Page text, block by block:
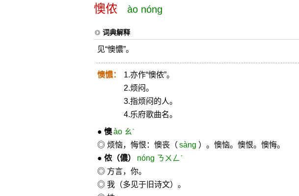
懊侬 ào nóng
词典解释
见“懊憹”。
懊憹：
1.亦作“懊侬”。
2.烦闷。
3.指烦闷的人。
4.乐府歌曲名。
● 懊 ào ㄠˋ
◎ 烦恼，悔恨：懊丧（ sàng ）。懊恼。懊恨。懊悔。
● 侬（儂）
nóng ㄋㄨㄥˊ
◎ 方言，你。
◎ 我（多见于旧诗文）。